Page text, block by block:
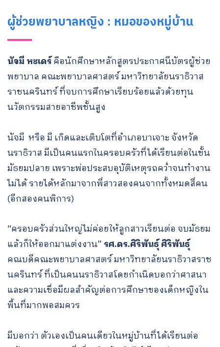
ผู้ช่วยพยาบาลหญิง : หมอของหมู่บ้าน
นัจมี หะเดร์คือนักศึกษาหลักสูตรประกาศนีบัตรผู้ช่วย
พยาบาล คณะพยาบาลศาสตร์ มหาวิทยาลัยนราธิวาส
ราชนครินทร์ ที่จบการศึกษาเรียบร้อยแล้วด้วยทุน
นวัตกรรมสายอาชีพชั้นสูง
นัจมี หรือ มี เกิดและเติบโตที่อำเภอบาเจาะ จังหวัด
นราธิวาส มีเป็นคนแรกในครอบครัวที่ได้เรียนต่อในชั้น
มัธยมปลาย เพราะพ่อประสบอุบัติเหตุรถคว่ำจนทำงาน
ไม่ได้ รายได้หลักมาจากพี่สาวสองคนจากทั้งหมดสี่คน​
(อีกสองคนพิการ)
“ครอบครัวส่วนใหญ่ไม่ค่อยให้ลูกสาวเรียนต่อ จบมัธยม
แล้วก็ให้ออกมาแต่งงาน” รศ.ดร.ศิริพันธุ์ ศิริพันธุ์
คณบดีคณะพยาบาลศาสตร์ มหาวิทยาลัยนราธิวาสราช
นครินทร์ ที่เป็นคนนราธิวาสโดยกำเนิดบอกว่าศาสนา
และความเชื่อมีผลสำคัญต่อการศึกษาของเด็กหญิงใน
พื้นที่มากพอสมควร
มีบอกว่า ตัวเองเป็นคนเดียวในหมู่บ้านที่ได้เรียนต่อ